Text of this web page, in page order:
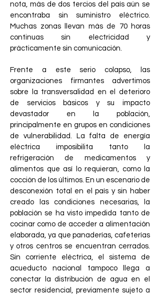
nota, más de dos tercios del país aún se
encontraba sin suministro eléctrico.
Muchas zonas llevan más de 70 horas
continuas sin electricidad y
prácticamente sin comunicación.
Frente a este serio colapso, las
organizaciones firmantes advertimos
sobre la transversalidad en el deterioro
de servicios básicos y su impacto
devastador en la población,
principalmente en grupos en condiciones
de vulnerabilidad. La falta de energía
eléctrica imposibilita tanto la
refrigeración de medicamentos y
alimentos que así lo requieran, como la
cocción de los últimos. En un escenario de
desconexión total en el país y sin haber
creado las condiciones necesarias, la
población se ha visto impedida tanto de
cocinar como de acceder a alimentación
elaborada, ya que panaderías, cafeterías
y otros centros se encuentran cerrados.
Sin corriente eléctrica, el sistema de
acueducto nacional tampoco llega a
conectar la distribución de agua en el
sector residencial, previamente sujeto a